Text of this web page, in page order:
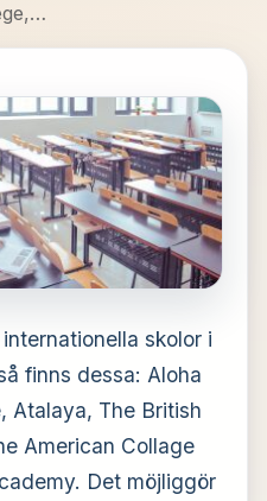
skolor i
finns dessa: Aloha
Atalaya, The British
American Collage
Det möjliggör